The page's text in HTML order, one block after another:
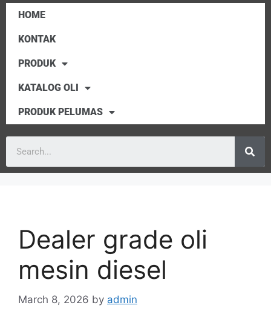
HOME
KONTAK
PRODUK
KATALOG OLI
PRODUK PELUMAS
Dealer grade oli
mesin diesel
March 8, 2026 by admin